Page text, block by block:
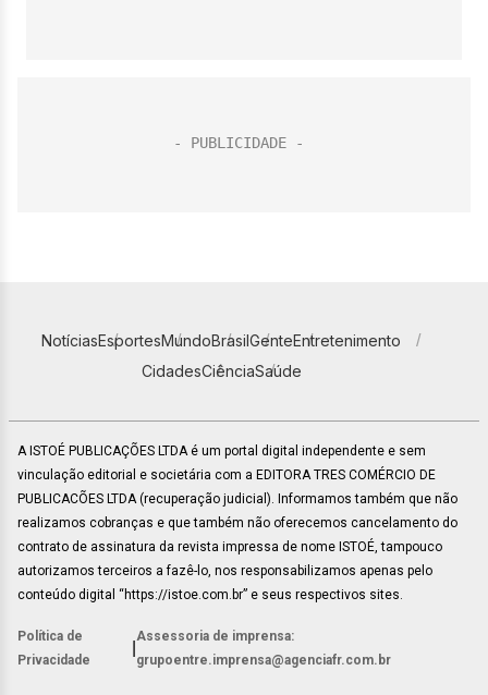
NotíciasEsportesMundoBrasilGenteEntretenimento
CidadesCiênciaSaúde
A ISTOÉ PUBLICAÇÕES LTDA é um portal digital independente e sem
vinculação editorial e societária com a EDITORA TRES COMÉRCIO DE
PUBLICACÕES LTDA (recuperação judicial). Informamos também que não
realizamos cobranças e que também não oferecemos cancelamento do
contrato de assinatura da revista impressa de nome ISTOÉ, tampouco
autorizamos terceiros a fazê-lo, nos responsabilizamos apenas pelo
conteúdo digital “https://istoe.com.br” e seus respectivos sites.
Política de
Privacidade
Assessoria de imprensa:
grupoentre.imprensa@agenciafr.com.br